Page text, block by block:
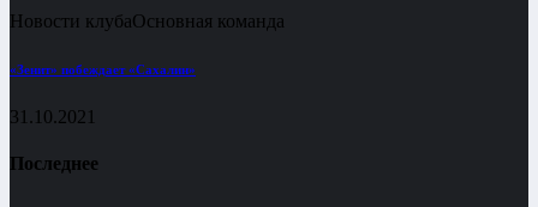
Новости клубаОсновная команда
«Зенит» побеждает «Сахалин»
31.10.2021
Последнее